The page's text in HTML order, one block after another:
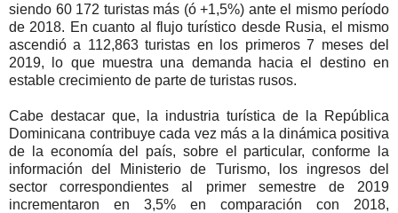
siendo 60 172 turistas más (ó +1,5%) ante el mismo período
de 2018. En cuanto al flujo turístico desde Rusia, el mismo
ascendió a 112,863 turistas en los primeros 7 meses del
2019, lo que muestra una demanda hacia el destino en
estable crecimiento de parte de turistas rusos.
Cabe destacar que, la industria turística de la República
Dominicana contribuye cada vez más a la dinámica positiva
de la economía del país, sobre el particular, conforme la
información del Ministerio de Turismo, los ingresos del
sector correspondientes al primer semestre de 2019
incrementaron en 3,5% en comparación con 2018,